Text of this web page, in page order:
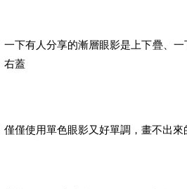
一下有人分享的漸層眼影是上下疊、
右蓋
僅僅使用單色眼影又好單調，畫不出